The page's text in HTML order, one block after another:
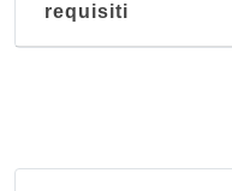
requisiti